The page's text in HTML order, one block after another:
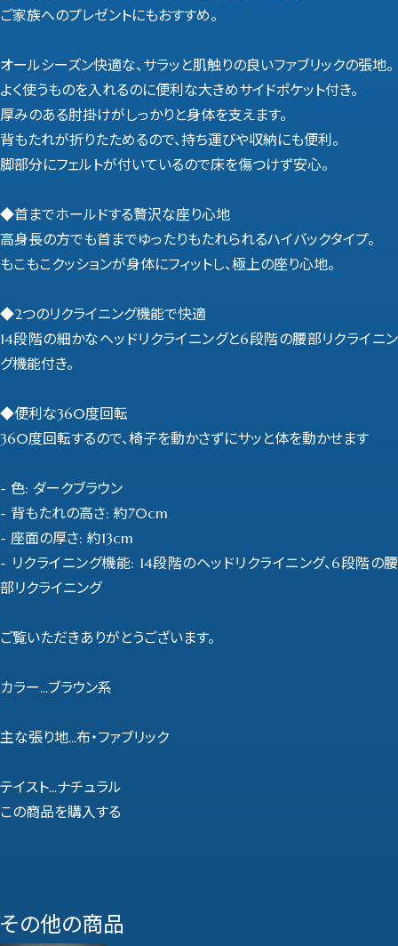
ご家族へのプレゼントにもおすすめ。
オールシーズン快適な、サラッと肌触りの良いファブリックの張地。
よく使うものを入れるのに便利な大きめサイドポケット付き。
厚みのある肘掛けがしっかりと身体を支えます。
背もたれが折りたためるので、持ち運びや収納にも便利。
脚部分にフェルトが付いているので床を傷つけず安心。
◆首までホールドする贅沢な座り心地
高身長の方でも首までゆったりもたれられるハイバックタイプ。
もこもこクッションが身体にフィットし、極上の座り心地。
◆2つのリクライニング機能で快適
14段階の細かなヘッドリクライニングと6段階の腰部リクライニン
グ機能付き。
◆便利な360度回転
360度回転するので、椅子を動かさずにサッと体を動かせます
- 色: ダークブラウン
- 背もたれの高さ: 約70cm
- 座面の厚さ: 約13cm
- リクライニング機能: 14段階のヘッドリクライニング、6段階の腰
部リクライニング
ご覧いただきありがとうございます。
カラー...ブラウン系
主な張り地...布・ファブリック
テイスト...ナチュラル
この商品を購入する
その他の商品